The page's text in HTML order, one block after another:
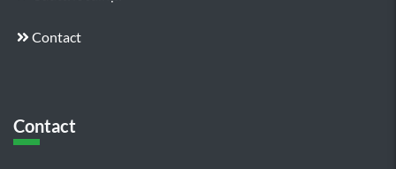
Contact
Contact